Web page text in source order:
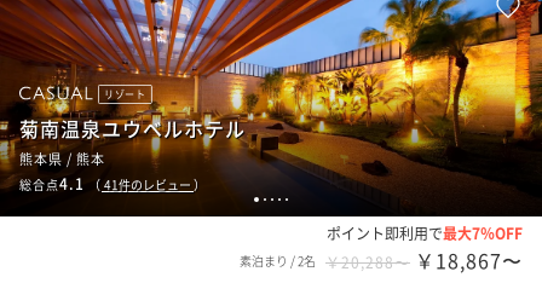
1 2 3 4 5
リゾート
菊南温泉ユウベルホテル
熊本県 / 熊本
総合点4.1 （ 41件のレビュー ）
ポイント即利用で最大7％OFF
素泊まり /2名 ￥20,288〜 ￥18,867〜